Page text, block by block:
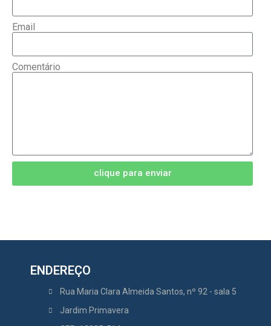
Email
Comentário
clique para enviar
ENDEREÇO
Rua Maria Clara Almeida Santos, nº 92 - sala 5
Jardim Primavera